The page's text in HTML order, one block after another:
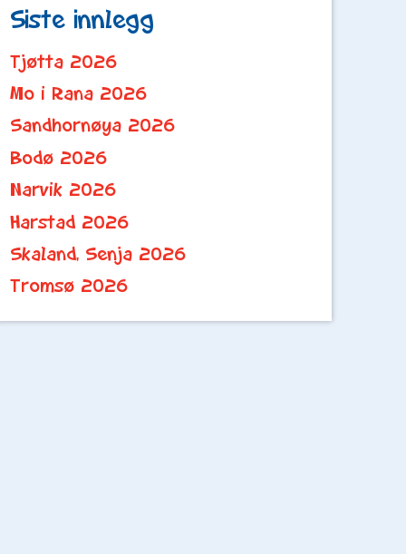
Siste innlegg
Tjøtta 2026
Mo i Rana 2026
Sandhornøya 2026
Bodø 2026
Narvik 2026
Harstad 2026
Skaland, Senja 2026
Tromsø 2026